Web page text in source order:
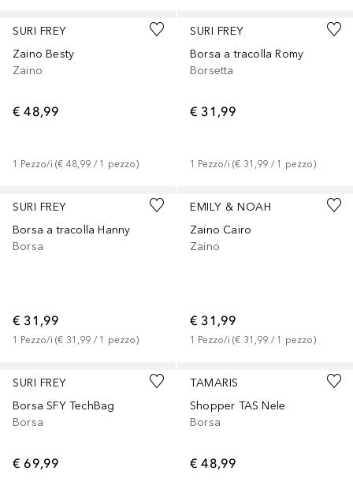
SURI FREY
Zaino Besty
Zaino
€ 48,99
1 Pezzo/i (€ 48,99 / 1 pezzo)
SURI FREY
Borsa a tracolla Romy
Borsetta
€ 31,99
1 Pezzo/i (€ 31,99 / 1 pezzo)
SURI FREY
Borsa a tracolla Hanny
Borsa
€ 31,99
1 Pezzo/i (€ 31,99 / 1 pezzo)
EMILY & NOAH
Zaino Cairo
Zaino
€ 31,99
1 Pezzo/i (€ 31,99 / 1 pezzo)
SURI FREY
Borsa SFY TechBag
Borsa
€ 69,99
TAMARIS
Shopper TAS Nele
Borsa
€ 48,99
+3